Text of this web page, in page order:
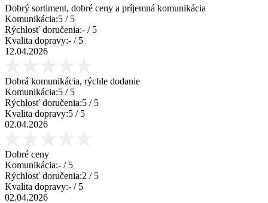
Dobrý sortiment, dobré ceny a príjemná komunikácia
Komunikácia:5 / 5
Rýchlosť doručenia:- / 5
Kvalita dopravy:- / 5
12.04.2026
Dobrá komunikácia, rýchle dodanie
Komunikácia:5 / 5
Rýchlosť doručenia:5 / 5
Kvalita dopravy:5 / 5
02.04.2026
Dobré ceny
Komunikácia:- / 5
Rýchlosť doručenia:2 / 5
Kvalita dopravy:- / 5
02.04.2026